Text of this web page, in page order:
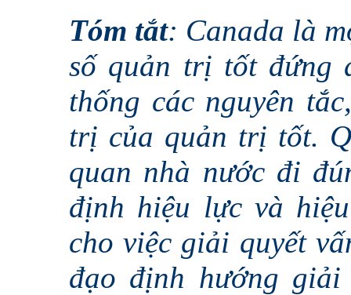
Tóm tắt: Canada là
số quản trị tốt đứng
thống các nguyên
trị của quản trị tốt.
quan nhà nước đi
định hiệu lực và
cho việc giải quyết
đạo định hướng